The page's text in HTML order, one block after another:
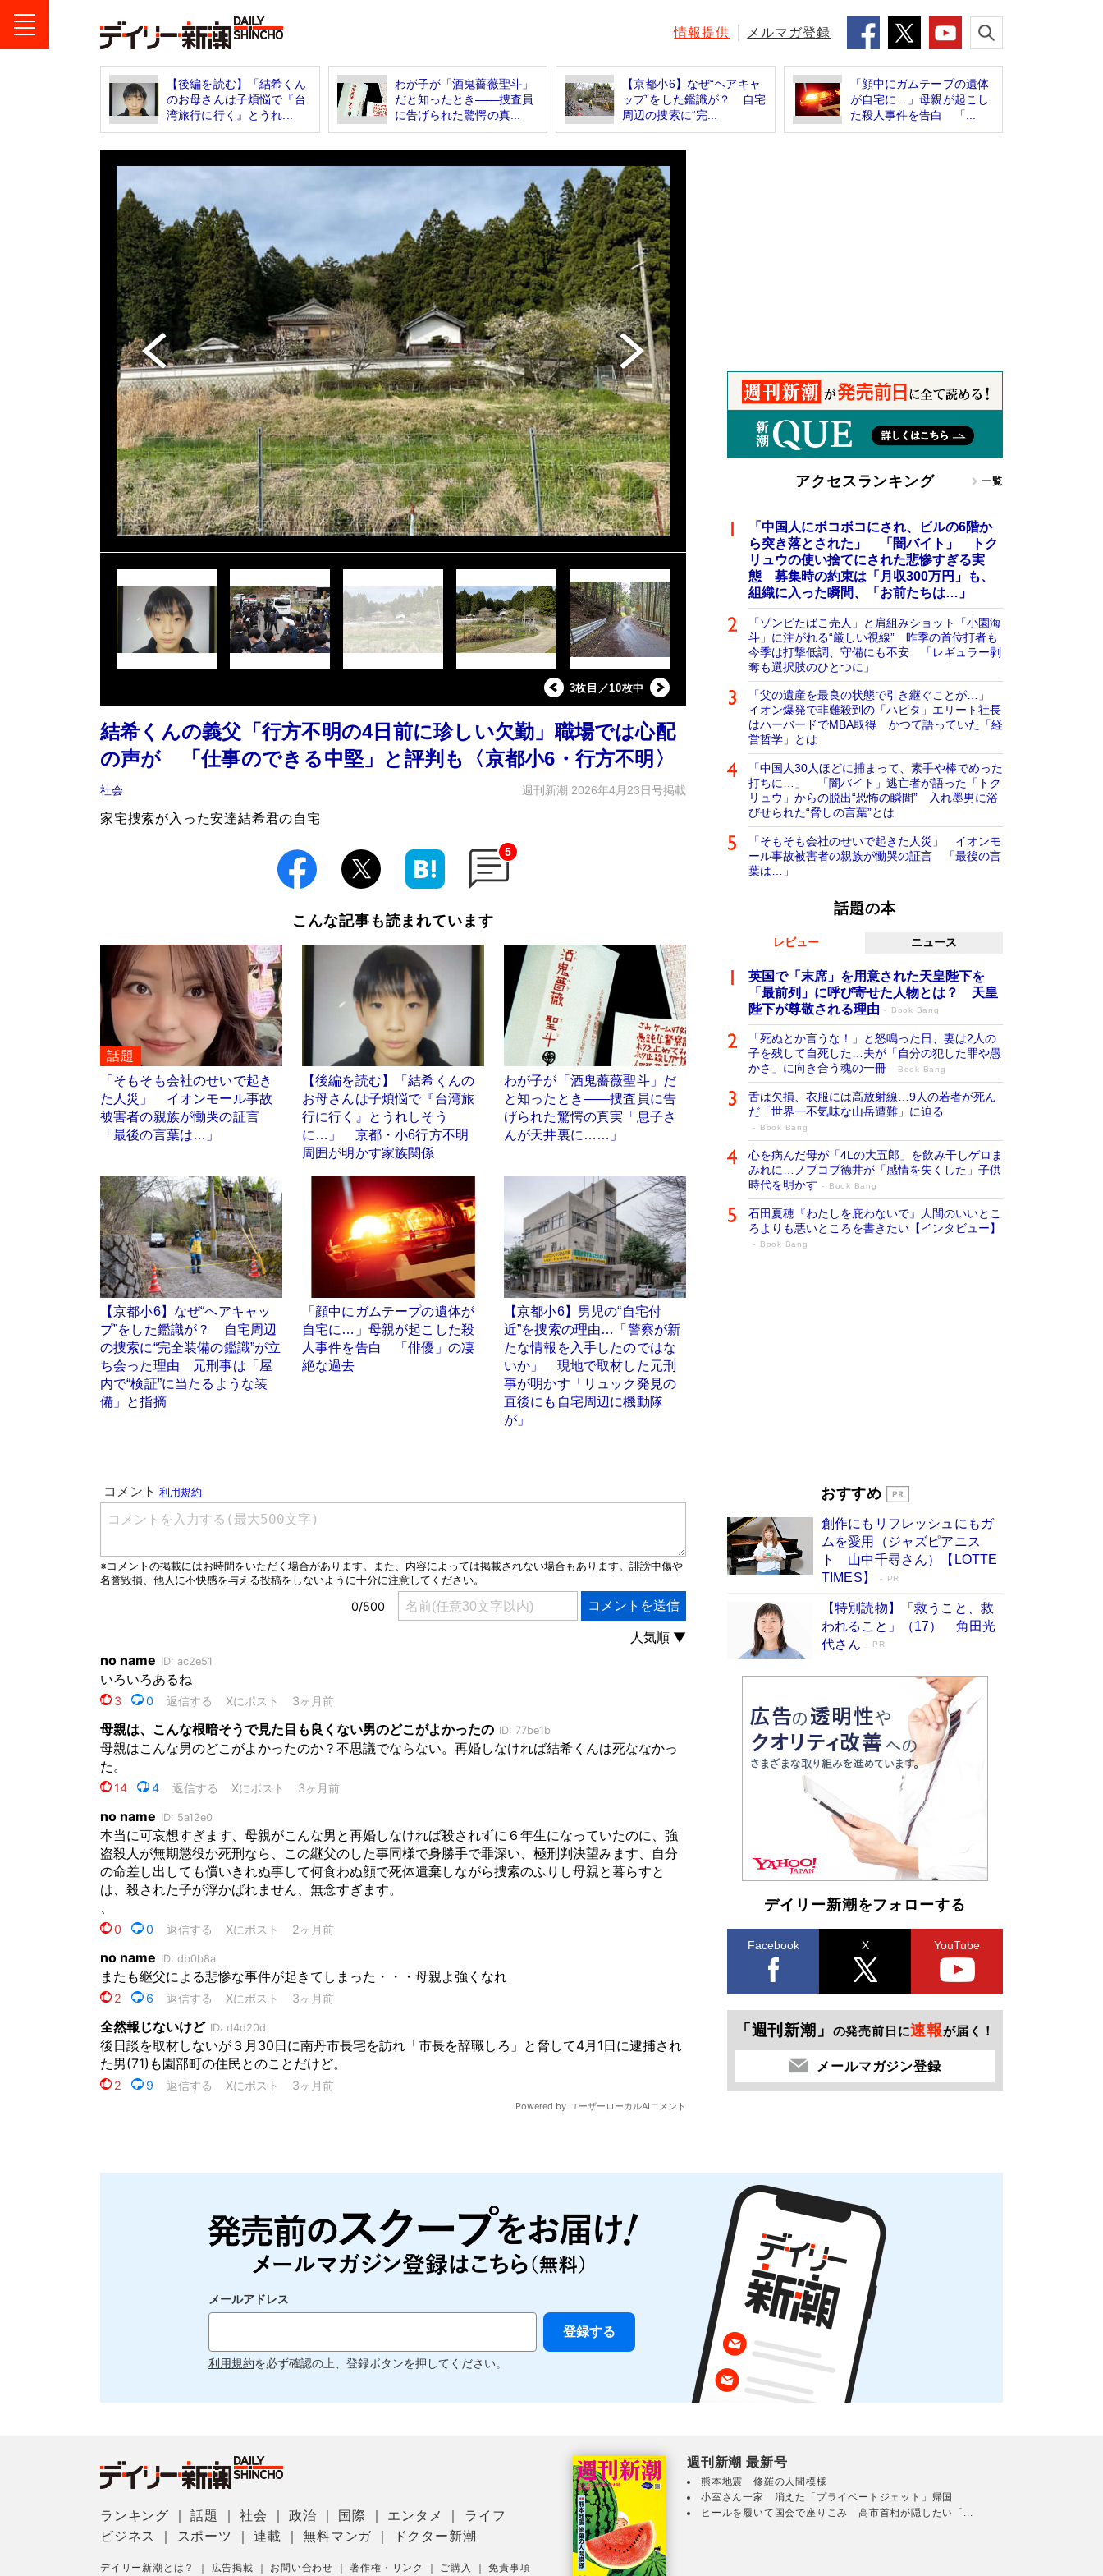
情報提供 メルマガ登録
【後編を読む】「結希くん
のお母さんは子煩悩で『台
湾旅行に行く』とうれ...
わが子が「酒鬼薔薇聖斗」
だと知ったとき――捜査員
に告げられた驚愕の真...
【京都小6】なぜ“ヘアキャ
ップ”をした鑑識が？ 自宅
周辺の捜索に“完...
「顔中にガムテープの遺体
が自宅に…」母親が起こし
た殺人事件を告白 「...
3枚目／10枚中
結希くんの義父「行方不明の4日前に珍しい欠勤」職場では心配
の声が 「仕事のできる中堅」と評判も〈京都小6・行方不明〉
社会 週刊新潮 2026年4月23日号掲載
家宅捜索が入った安達結希君の自宅
5
こんな記事も読まれています
話題
「そもそも会社のせいで起き
た人災」 イオンモール事故
被害者の親族が慟哭の証言
「最後の言葉は…」
【後編を読む】「結希くんの
お母さんは子煩悩で『台湾旅
行に行く』とうれしそう
に…」 京都・小6行方不明
周囲が明かす家族関係
わが子が「酒鬼薔薇聖斗」だ
と知ったとき――捜査員に告
げられた驚愕の真実「息子さ
んが天井裏に……」
【京都小6】なぜ“ヘアキャッ
プ”をした鑑識が？ 自宅周辺
の捜索に“完全装備の鑑識”が立
ち会った理由 元刑事は「屋
内で“検証”に当たるような装
備」と指摘
「顔中にガムテープの遺体が
自宅に…」母親が起こした殺
人事件を告白 「俳優」の凄
絶な過去
【京都小6】男児の“自宅付
近”を捜索の理由…「警察が新
たな情報を入手したのではな
いか」 現地で取材した元刑
事が明かす「リュック発見の
直後にも自宅周辺に機動隊
が」
アクセスランキング 一覧
「中国人にボコボコにされ、ビルの6階か
ら突き落とされた」 「闇バイト」 トク
リュウの使い捨てにされた悲惨すぎる実
態 募集時の約束は「月収300万円」も、
組織に入った瞬間、「お前たちは…」
「ゾンビたばこ売人」と肩組みショット「小園海
斗」に注がれる“厳しい視線” 昨季の首位打者も
今季は打撃低調、守備にも不安 「レギュラー剥
奪も選択肢のひとつに」
「父の遺産を最良の状態で引き継ぐことが…」
イオン爆発で非難殺到の「ハビタ」エリート社長
はハーバードでMBA取得 かつて語っていた「経
営哲学」とは
「中国人30人ほどに捕まって、素手や棒でめった
打ちに…」 「闇バイト」逃亡者が語った「トク
リュウ」からの脱出“恐怖の瞬間” 入れ墨男に浴
びせられた“脅しの言葉”とは
「そもそも会社のせいで起きた人災」 イオンモ
ール事故被害者の親族が慟哭の証言 「最後の言
葉は…」
話題の本
レビュー ニュース
英国で「末席」を用意された天皇陛下を
「最前列」に呼び寄せた人物とは？ 天皇
陛下が尊敬される理由
Book Bang
「死ぬとか言うな！」と怒鳴った日、妻は2人の
子を残して自死した…夫が「自分の犯した罪や愚
かさ」に向き合う魂の一冊
Book Bang
舌は欠損、衣服には高放射線…9人の若者が死ん
だ「世界一不気味な山岳遭難」に迫る
Book Bang
心を病んだ母が「4Lの大五郎」を飲み干しゲロま
みれに…ノブコブ徳井が「感情を失くした」子供
時代を明かす
Book Bang
石田夏穂『わたしを庇わないで』人間のいいとこ
ろよりも悪いところを書きたい【インタビュー】
Book Bang
和田秀樹の70代、80代向け新書がベスト3を独
占 上半期1位にも選出［新書ベストセラー］
Book Bang
おすすめ
創作にもリフレッシュにもガ
ムを愛用（ジャズピアニス
ト 山中千尋さん）【LOTTE
TIMES】
PR
【特別読物】「救うこと、救
われること」（17） 角田光
代さん
PR
デイリー新潮をフォローする
Facebook X YouTube
「週刊新潮」 の発売前日に速報が届く！
メールマガジン登録
メールアドレス
利用規約を必ず確認の上、登録ボタンを押してください。
ランキング ｜話題 ｜社会 ｜政治 国際 エンタメ
ライフ
ビジネス
スポーツ ｜連載 ｜無料マンガ ドクター新潮
デイリー新潮とは？ 広告掲載 お問い合わせ ｜著作権・リンク ご購入 ｜免責事項
週刊新潮 最新号
熊本地震 修羅の人間模様
小室さん一家 消えた「プライベートジェット」帰国
ヒールを履いて国会で座りこみ 高市首相が隠したい「...